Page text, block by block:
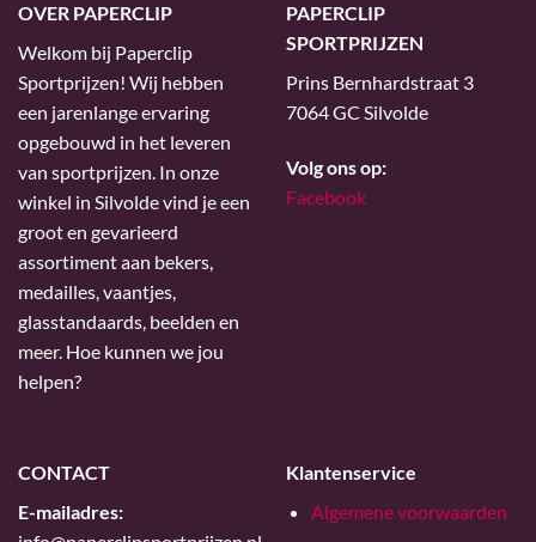
OVER PAPERCLIP
Welkom bij Paperclip
Sportprijzen! Wij hebben
een jarenlange ervaring
opgebouwd in het leveren
van sportprijzen. In onze
winkel in Silvolde vind je een
groot en gevarieerd
assortiment aan bekers,
medailles, vaantjes,
glasstandaards, beelden en
meer. Hoe kunnen we jou
helpen?
PAPERCLIP
SPORTPRIJZEN
Prins Bernhardstraat 3
7064 GC Silvolde
Volg ons op:
Facebook
CONTACT
E-mailadres:
Klantenservice
Algemene voorwaarden